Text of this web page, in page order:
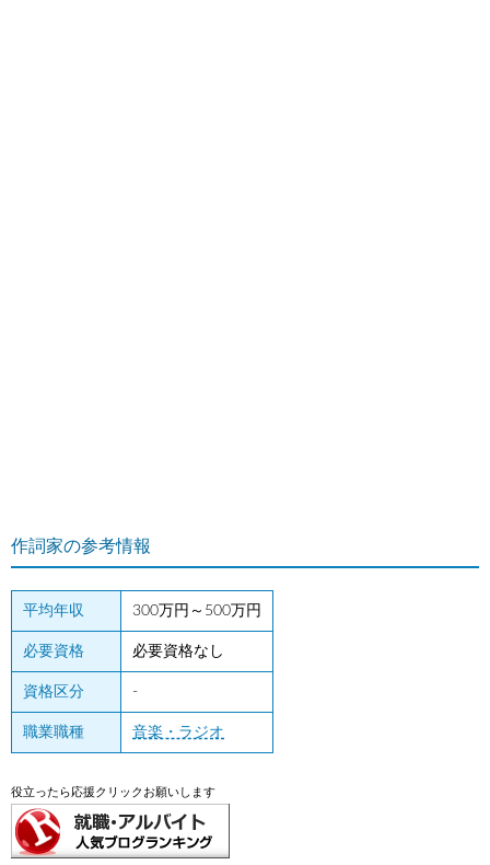
作詞家の参考情報
平均年収 300万円～500万円
必要資格 必要資格なし
資格区分 -
職業職種 音楽・ラジオ
役立ったら応援クリックお願いします